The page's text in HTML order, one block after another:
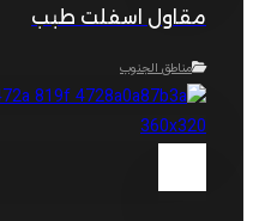
مقاول اسفلت طبب
مناطق الجنوب